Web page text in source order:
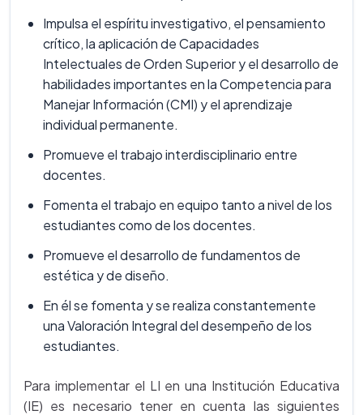
Impulsa el espíritu investigativo, el pensamiento
crítico, la aplicación de Capacidades
Intelectuales de Orden Superior y el desarrollo de
habilidades importantes en la Competencia para
Manejar Información (CMI) y el aprendizaje
individual permanente.
Promueve el trabajo interdisciplinario entre
docentes.
Fomenta el trabajo en equipo tanto a nivel de los
estudiantes como de los docentes.
Promueve el desarrollo de fundamentos de
estética y de diseño.
En él se fomenta y se realiza constantemente
una Valoración Integral del desempeño de los
estudiantes.
Para implementar el LI en una Institución Educativa
(IE) es necesario tener en cuenta las siguientes